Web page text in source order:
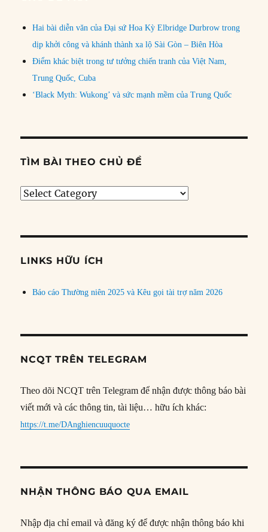
Hai bài diễn văn của Đại sứ Hoa Kỳ Elbridge Durbrow trong
dịp khởi công và khánh thành xa lộ Sài Gòn – Biên Hòa
Điểm khác biệt trong tư tưởng chiến tranh của Việt Nam,
Trung Quốc, Cuba
‘Black Myth: Wukong’ và sức mạnh mềm của Trung Quốc
TÌM BÀI THEO CHỦ ĐỀ
Tìm
đề
LINKS HỮU ÍCH
Báo cáo Thường niên 2025 và Kêu gọi tài trợ năm 2026
NCQT TRÊN TELEGRAM
Theo dõi NCQT trên Telegram để nhận được thông báo bài
viết mới và các thông tin, tài liệu… hữu ích khác:
https://t.me/DAnghiencuuquocte
NHẬN THÔNG BÁO QUA EMAIL
Nhập địa chỉ email và đăng ký để được nhận thông báo khi